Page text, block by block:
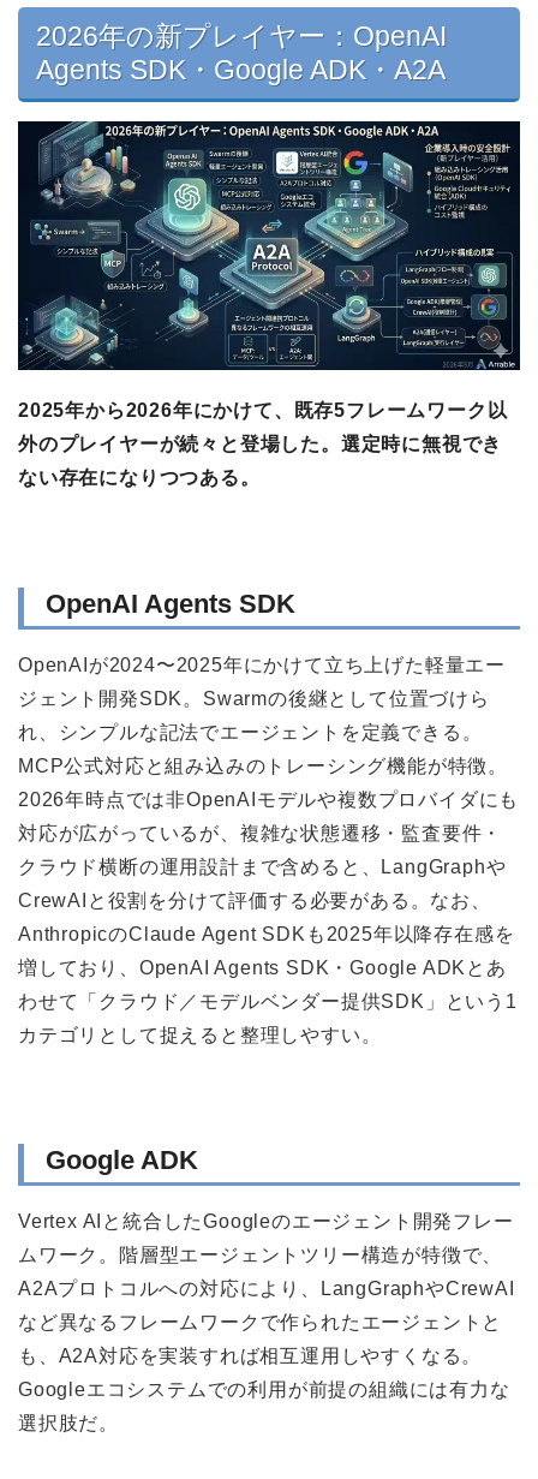
2026年の新プレイヤー：OpenAI
Agents SDK・Google ADK・A2A
2025年から2026年にかけて、既存5フレームワーク以
外のプレイヤーが続々と登場した。選定時に無視でき
ない存在になりつつある。
OpenAI Agents SDK
OpenAIが2024〜2025年にかけて立ち上げた軽量エー
ジェント開発SDK。Swarmの後継として位置づけら
れ、シンプルな記法でエージェントを定義できる。
MCP公式対応と組み込みのトレーシング機能が特徴。
2026年時点では非OpenAIモデルや複数プロバイダにも
対応が広がっているが、複雑な状態遷移・監査要件・
クラウド横断の運用設計まで含めると、LangGraphや
CrewAIと役割を分けて評価する必要がある。なお、
AnthropicのClaude Agent SDKも2025年以降存在感を
増しており、OpenAI Agents SDK・Google ADKとあ
わせて「クラウド／モデルベンダー提供SDK」という1
カテゴリとして捉えると整理しやすい。
Google ADK
Vertex AIと統合したGoogleのエージェント開発フレー
ムワーク。階層型エージェントツリー構造が特徴で、
A2Aプロトコルへの対応により、LangGraphやCrewAI
など異なるフレームワークで作られたエージェントと
も、A2A対応を実装すれば相互運用しやすくなる。
Googleエコシステムでの利用が前提の組織には有力な
選択肢だ。